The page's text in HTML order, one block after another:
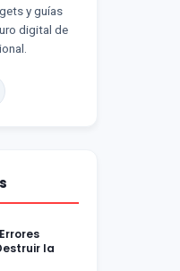
y guías
digital de
la